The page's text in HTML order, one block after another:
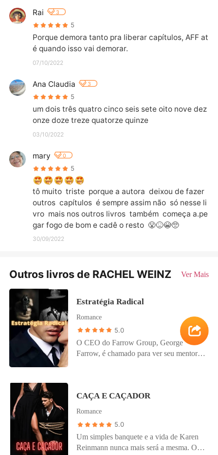
Rai 3
5
Porque demora tanto pra liberar capítulos, AFF at
é quando isso vai demorar.
07/10/2022
Ana Claudia 3
5
um dois três quatro cinco seis sete oito nove dez
onze doze treze quatorze quinze
03/10/2022
mary 0
5
tô muito  triste  porque a autora  deixou de fazer
outros  capítulos  é sempre assim não  só nesse li
vro  mais nos outros livros  também  começa a.pe
gar fogo de bom e cadê o resto  😤😖😭🥺
30/09/2022
Outros livros de RACHEL WEINZ Ver Mais
Estratégia Radical
Romance
5.0
O CEO do Farrow Group, George
Farrow, é chamado para ver seu mentor e
vê envolvido em uma misteriosa trama de
assassinato, mistério e aventura incríveis.
romance enquanto lutam para sobreviver
aos ataques de um poderoso inimigo
invisível.
CAÇA E CAÇADOR
Romance
5.0
Um simples banquete e a vida de Karen
Reinmann nunca mais será a mesma. O